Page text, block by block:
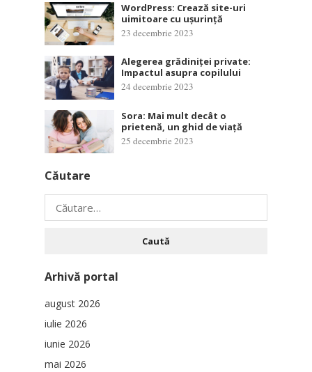
WordPress: Crează site-uri
uimitoare cu ușurință
23 decembrie 2023
Alegerea grădiniței private:
Impactul asupra copilului
24 decembrie 2023
Sora: Mai mult decât o
prietenă, un ghid de viață
25 decembrie 2023
Căutare
Caută
după:
Arhivă portal
august 2026
iulie 2026
iunie 2026
mai 2026